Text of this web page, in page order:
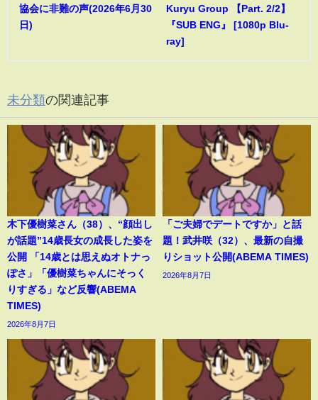
協会に非難の声(2026年6月30
日)
Kuryu Group 【Part. 2/2】
『SUB ENG』 [1080p Blu-
ray]
未分類の関連記事
木下優樹菜さん（38）、“顔出し
が話題”14歳長女の成長した姿を
公開 「14歳とは思えぬオトナっ
ぽさ」「優樹菜ちゃんにそっく
りすぎる」など反響(ABEMA
TIMES)
2026年8月7日
「ご夫婦でデートですか」と話
題！武井咲（32）、最新の自撮
りショット公開(ABEMA TIMES)
2026年8月7日